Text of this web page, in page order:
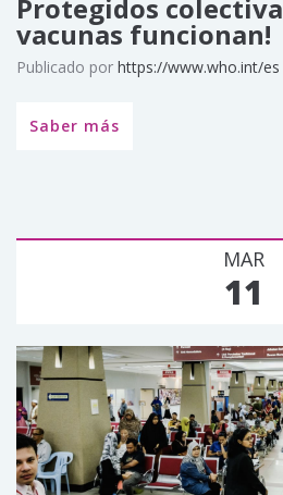
Protegidos
vacunas funcionan!
Publicado por https://www.who.int/es
Saber más
MAR
11